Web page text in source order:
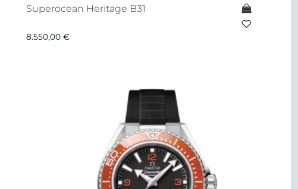
Superocean Heritage B31
8.550,00 €